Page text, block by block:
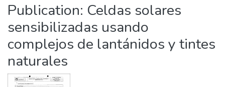
Publication: Celdas solares
sensibilizadas usando
complejos de lantánidos y tintes
naturales